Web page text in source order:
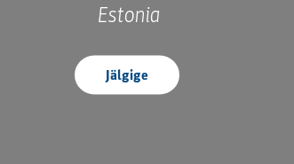
Estonia
Jälgige